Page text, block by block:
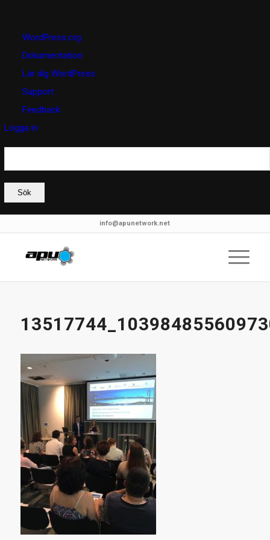
WordPress
WordPress.org
Dokumentation
Lär dig WordPress
Support
Feedback
Logga in
Sök
info@apunetwork.net